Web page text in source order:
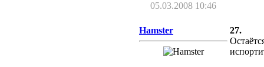
05.03.2008 10:46
Hamster
27.